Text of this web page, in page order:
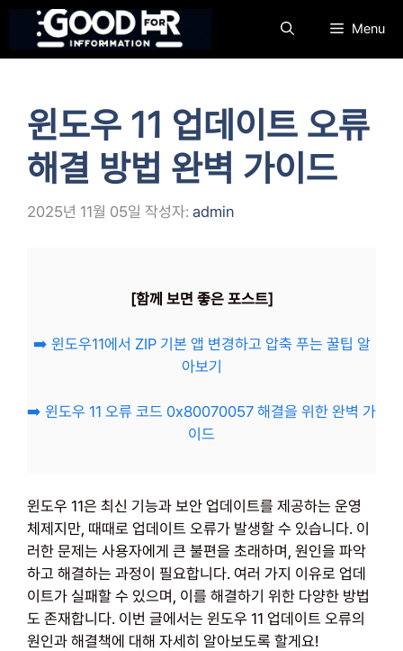
츠
Menu
윈도우 11 업데이트 오류
해결 방법 완벽 가이드
2025년 11월 05일 작성자: admin
[함께 보면 좋은 포스트]
➡️ 윈도우11에서 ZIP 기본 앱 변경하고 압축 푸는 꿀팁 알
아보기
➡️ 윈도우 11 오류 코드 0x80070057 해결을 위한 완벽 가
이드
윈도우 11은 최신 기능과 보안 업데이트를 제공하는 운영
체제지만, 때때로 업데이트 오류가 발생할 수 있습니다. 이
러한 문제는 사용자에게 큰 불편을 초래하며, 원인을 파악
하고 해결하는 과정이 필요합니다. 여러 가지 이유로 업데
이트가 실패할 수 있으며, 이를 해결하기 위한 다양한 방법
도 존재합니다. 이번 글에서는 윈도우 11 업데이트 오류의
원인과 해결책에 대해 자세히 알아보도록 할게요!